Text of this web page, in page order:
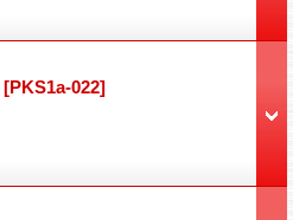
[PKS1a-022]